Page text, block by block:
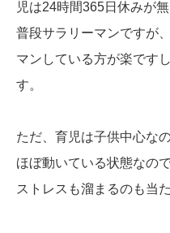
児は24時間365日休みが
普段サラリーマンですが
マンしている方が楽です
す。
ただ、育児は子供中心な
ほぼ動いている状態なの
ストレスも溜まるのも当